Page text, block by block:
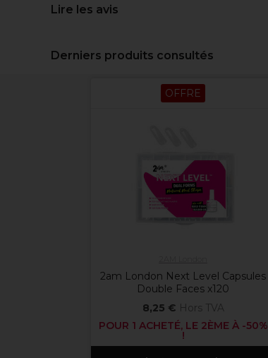
Lire les avis
Derniers produits consultés
OFFRE
2am London Next Level Capsules
Double Faces x120
8,25 € Hors TVA
POUR 1 ACHETÉ, LE 2ÈME À -50%
!